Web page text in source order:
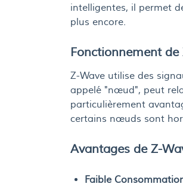
intelligentes, il permet
plus encore.
Fonctionnement de
Z-Wave utilise des
appelé "nœud", peut
particulièrement
certains nœuds sont
Avantages de Z-
Faible